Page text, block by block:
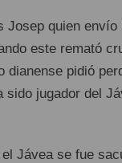
Josep quien envío
este remató
dianense pidió
sido jugador del
Jávea se fue